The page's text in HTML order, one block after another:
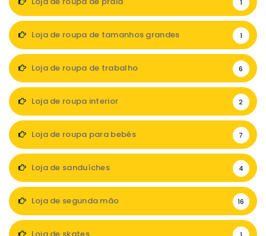
1
Loja de roupa de tamanhos grandes 1
Loja de roupa de trabalho 6
Loja de roupa interior 2
Loja de roupa para bebés 7
Loja de sanduíches 4
Loja de segunda mão 16